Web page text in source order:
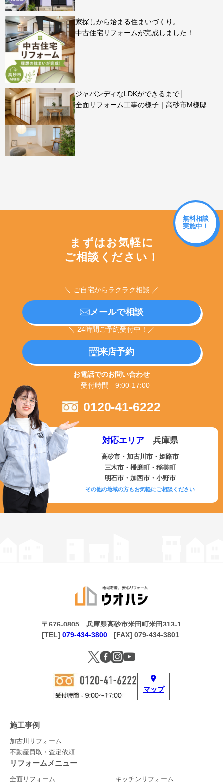
家探しから始まる住まいづくり。
中古住宅リフォームが完成しました！
ジャパンディなLDKができるまで│
全面リフォーム工事の様子｜高砂市M様邸
無料相談
実施中！
まずはお気軽に
ご相談ください！
＼ ご自宅からラクラク相談 ／
メールで相談
＼ 24時間ご予約受付中！／
来店予約
お電話でのお問い合わせ
受付時間 9:00-17:00
0120-41-6222
対応エリア兵庫県
高砂市・加古川市・姫路市
三木市・播磨町・稲美町
明石市・加西市・小野市
その他の地域の方もお気軽にご相談ください
マップ
〒676-0805 兵庫県高砂市米田町米田313-1
[TEL] 079-434-3800 [FAX] 079-434-3801
施工事例
加古川リフォーム
不動産買取・査定依頼
リフォームメニュー
全面リフォーム
キッチンリフォーム